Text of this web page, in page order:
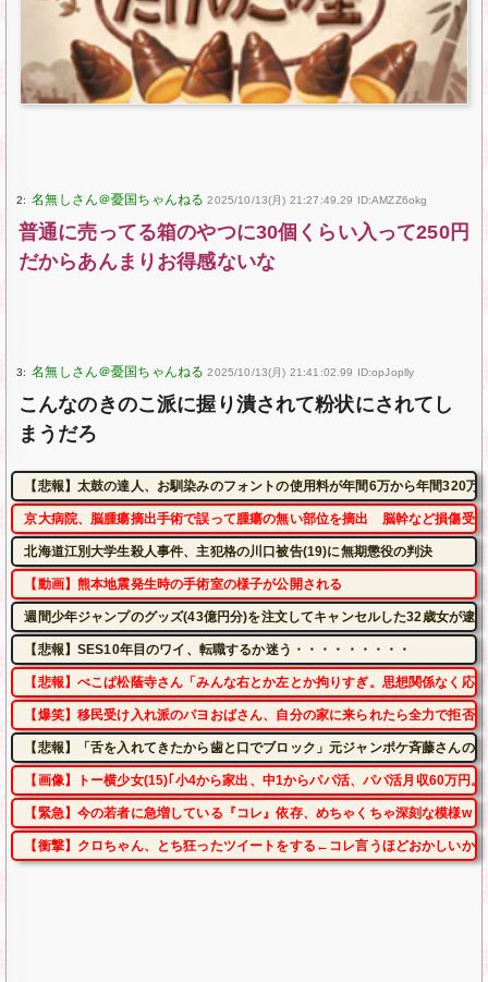
2: 2025/10/13(月) 21:27:49.29 ID:AMZZ6okg
普通に売ってる箱のやつに30個くらい入って250円
だからあんまりお得感ないな
3: 2025/10/13(月) 21:41:02.99 ID:opJoplly
こんなのきのこ派に握り潰されて粉状にされてし
まうだろ
【悲報】太鼓の達人、お馴染みのフォントの使用料が年間6万から年間320万
京大病院、脳腫瘍摘出手術で誤って腫瘍の無い部位を摘出 脳幹など損傷受
北海道江別大学生殺人事件、主犯格の川口被告(19)に無期懲役の判決
【動画】熊本地震発生時の手術室の様子が公開される
週間少年ジャンプのグッズ(43億円分)を注文してキャンセルした32歳女が逮捕
【悲報】SES10年目のワイ、転職するか迷う・・・・・・・・・
【悲報】ぺこぱ松蔭寺さん「みんな右とか左とか拘りすぎ。思想関係なく応
【爆笑】移民受け入れ派のパヨおばさん、自分の家に来られたら全力で拒否
【悲報】「舌を入れてきたから歯と口でブロック」元ジャンポケ斉藤さんの
【画像】トー横少女(15)｢小4から家出、中1からパパ活、パパ活月収60万円。
【緊急】今の若者に急増している『コレ』依存、めちゃくちゃ深刻な模様w
【衝撃】クロちゃん、とち狂ったツイートをする←コレ言うほどおかしいか